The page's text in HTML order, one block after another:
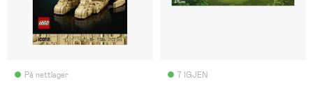
På nettlager 7 IGJEN